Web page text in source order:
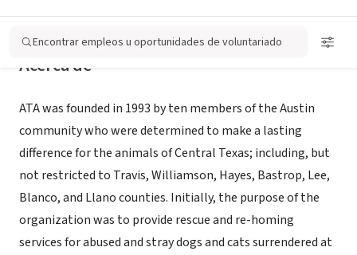
Encontrar empleos u oportunidades de voluntariado
Acerca de
ATA was founded in 1993 by ten members of the Austin
community who were determined to make a lasting
difference for the animals of Central Texas; including, but
not restricted to Travis, Williamson, Hayes, Bastrop, Lee,
Blanco, and Llano counties. Initially, the purpose of the
organization was to provide rescue and re-homing
services for abused and stray dogs and cats surrendered at